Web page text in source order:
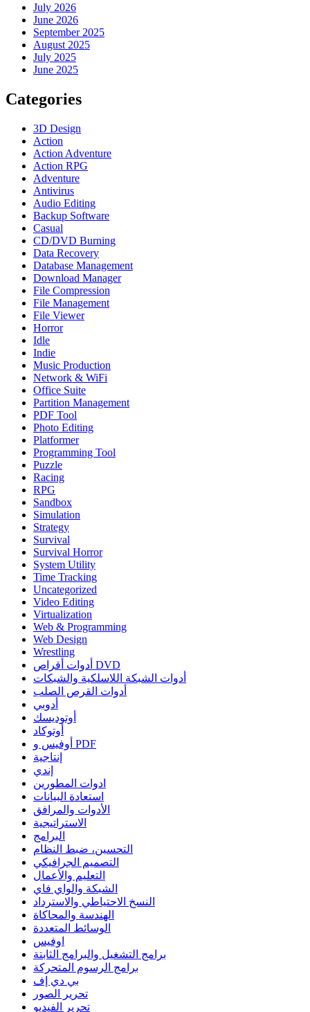
July 2026
June 2026
September 2025
August 2025
July 2025
June 2025
Categories
3D Design
Action
Action Adventure
Action RPG
Adventure
Antivirus
Audio Editing
Backup Software
Casual
CD/DVD Burning
Data Recovery
Database Management
Download Manager
File Compression
File Management
File Viewer
Horror
Idle
Indie
Music Production
Network & WiFi
Office Suite
Partition Management
PDF Tool
Photo Editing
Platformer
Programming Tool
Puzzle
Racing
RPG
Sandbox
Simulation
Strategy
Survival
Survival Horror
System Utility
Time Tracking
Uncategorized
Video Editing
Virtualization
Web & Programming
Web Design
Wrestling
أدوات أقراص DVD
أدوات الشبكة اللاسلكية والشبكات
أدوات القرص الصلب
أدوبي
أوتوديسك
أوتوكاد
أوفيس و PDF
إنتاجية
إندي
ادوات المطورين
استعادة البيانات
الأدوات والمرافق
الاستراتيجية
البرامج
التحسين، ضبط النظام
التصميم الجرافيكي
التعليم والأعمال
الشبكة والواي فاي
النسخ الاحتياطي والاسترداد
الهندسة والمحاكاة
الوسائط المتعددة
اوفيس
برامج التشغيل والبرامج الثابتة
برامج الرسوم المتحركة
بي دي إف
تحرير الصور
تحرير الفيديو